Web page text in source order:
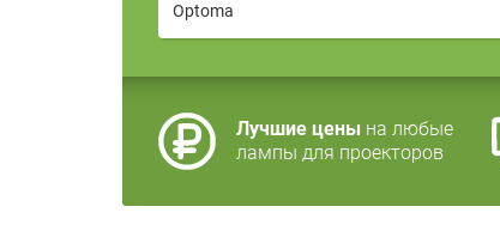
Optoma
Лучшие цены на любые
лампы для проекторов